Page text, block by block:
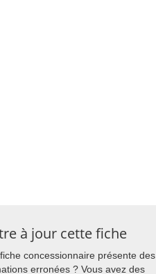
à jour cette fiche
concessionnaire présente des
erronées ? Vous avez des